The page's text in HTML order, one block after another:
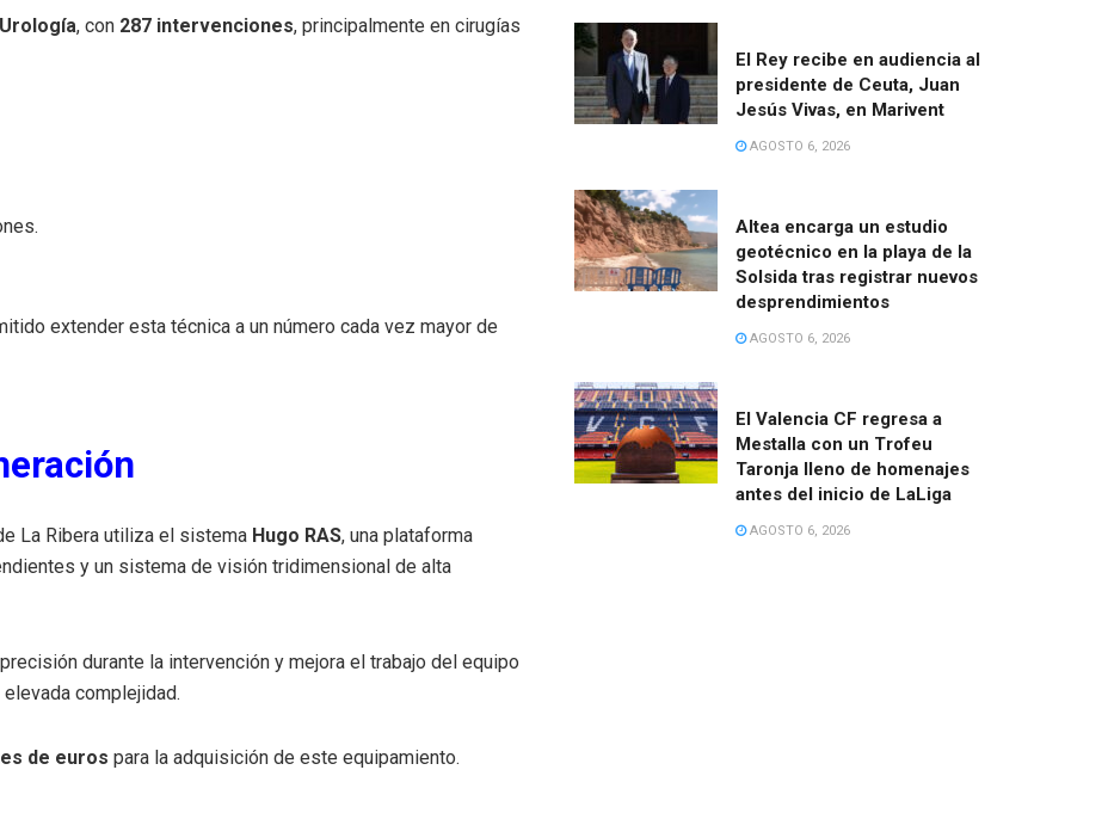
Urología, con 287 intervenciones, principalmente en cirugías
extender esta técnica a un número cada vez mayor de
La Ribera utiliza el sistema Hugo RAS, una plataforma
y un sistema de visión tridimensional de alta
durante la intervención y mejora el trabajo del equipo
complejidad.
de euros para la adquisición de este equipamiento.
El Rey recibe en audiencia al
presidente de Ceuta, Juan
Jesús Vivas, en Marivent
AGOSTO 6, 2026
Altea encarga un estudio
geotécnico en la playa de la
Solsida tras registrar nuevos
desprendimientos
AGOSTO 6, 2026
El Valencia CF regresa a
Mestalla con un Trofeu
Taronja lleno de homenajes
antes del inicio de LaLiga
AGOSTO 6, 2026